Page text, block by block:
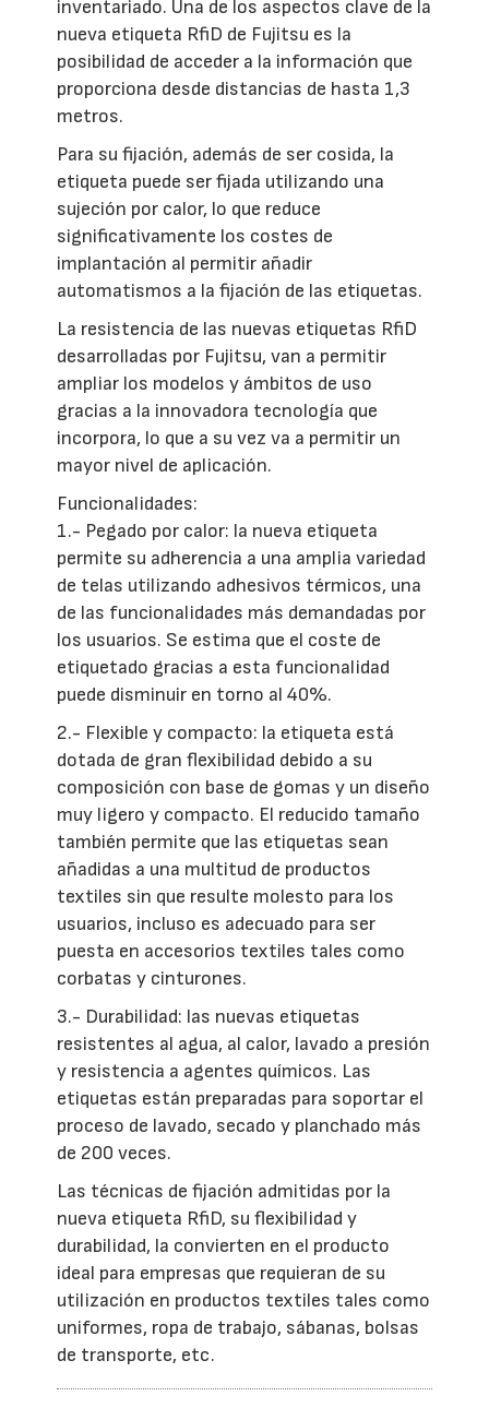
inventariado. Una de los aspectos clave de la
nueva etiqueta RfiD de Fujitsu es la
posibilidad de acceder a la información que
proporciona desde distancias de hasta 1,3
metros.
Para su fijación, además de ser cosida, la
etiqueta puede ser fijada utilizando una
sujeción por calor, lo que reduce
significativamente los costes de
implantación al permitir añadir
automatismos a la fijación de las etiquetas.
La resistencia de las nuevas etiquetas RfiD
desarrolladas por Fujitsu, van a permitir
ampliar los modelos y ámbitos de uso
gracias a la innovadora tecnología que
incorpora, lo que a su vez va a permitir un
mayor nivel de aplicación.
Funcionalidades:
1.- Pegado por calor: la nueva etiqueta
permite su adherencia a una amplia variedad
de telas utilizando adhesivos térmicos, una
de las funcionalidades más demandadas por
los usuarios. Se estima que el coste de
etiquetado gracias a esta funcionalidad
puede disminuir en torno al 40%.
2.- Flexible y compacto: la etiqueta está
dotada de gran flexibilidad debido a su
composición con base de gomas y un diseño
muy ligero y compacto. El reducido tamaño
también permite que las etiquetas sean
añadidas a una multitud de productos
textiles sin que resulte molesto para los
usuarios, incluso es adecuado para ser
puesta en accesorios textiles tales como
corbatas y cinturones.
3.- Durabilidad: las nuevas etiquetas
resistentes al agua, al calor, lavado a presión
y resistencia a agentes químicos. Las
etiquetas están preparadas para soportar el
proceso de lavado, secado y planchado más
de 200 veces.
Las técnicas de fijación admitidas por la
nueva etiqueta RfiD, su flexibilidad y
durabilidad, la convierten en el producto
ideal para empresas que requieran de su
utilización en productos textiles tales como
uniformes, ropa de trabajo, sábanas, bolsas
de transporte, etc.